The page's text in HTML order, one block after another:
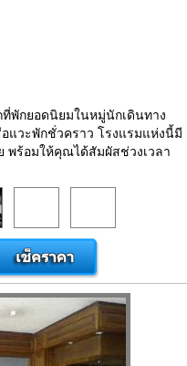
ที่พักยอดนิยมในหมู่นักเดินทาง
แวะพักชั่วคราว โรงแรมแห่งนี้มี
พร้อมให้คุณได้สัมผัสช่วงเวลา